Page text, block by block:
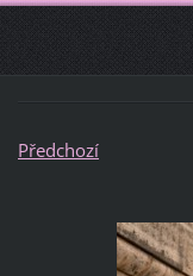
Předchozí